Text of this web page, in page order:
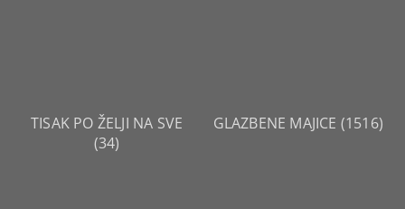
TISAK PO ŽELJI NA SVE
(34)
GLAZBENE MAJICE (1516)